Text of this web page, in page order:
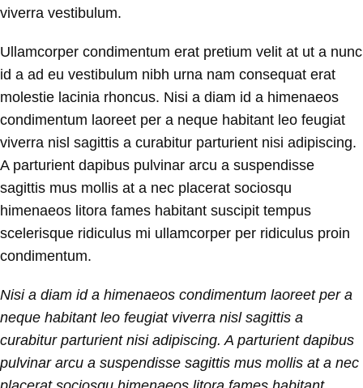
viverra vestibulum.
Ullamcorper condimentum erat pretium velit at ut a nunc
id a ad eu vestibulum nibh urna nam consequat erat
molestie lacinia rhoncus. Nisi a diam id a himenaeos
condimentum laoreet per a neque habitant leo feugiat
viverra nisl sagittis a curabitur parturient nisi adipiscing.
A parturient dapibus pulvinar arcu a suspendisse
sagittis mus mollis at a nec placerat sociosqu
himenaeos litora fames habitant suscipit tempus
scelerisque ridiculus mi ullamcorper per ridiculus proin
condimentum.
Nisi a diam id a himenaeos condimentum laoreet per a
neque habitant leo feugiat viverra nisl sagittis a
curabitur parturient nisi adipiscing. A parturient dapibus
pulvinar arcu a suspendisse sagittis mus mollis at a nec